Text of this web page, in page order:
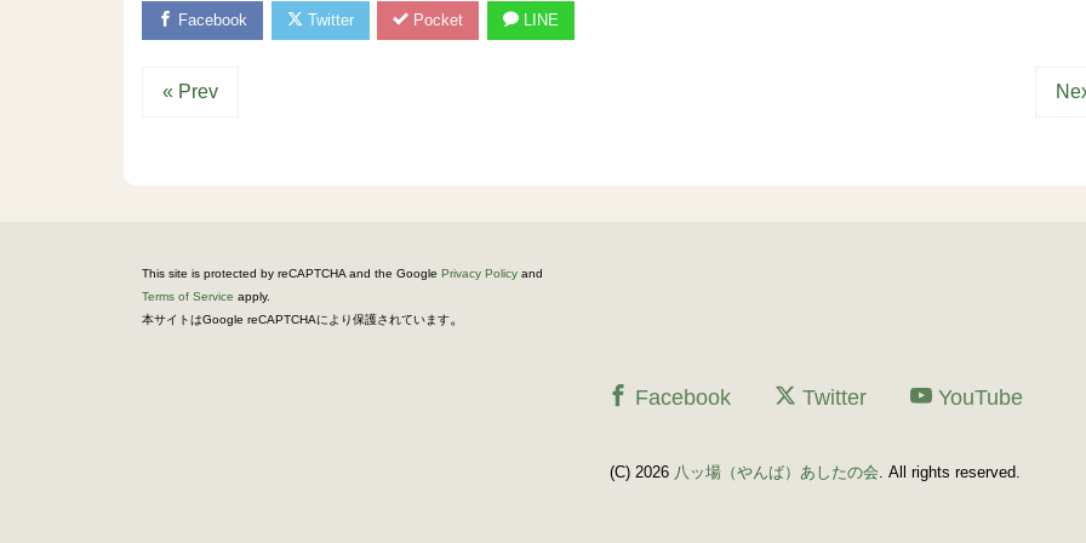
Facebook Twitter Pocket LINE
« Prev
This site is protected by reCAPTCHA and the Google Privacy Policy and
Terms of Service apply.
本サイトはGoogle reCAPTCHAにより保護されています。
Facebook Twitter YouTube
(C) 2026 八ッ場（やんば）あしたの会 . All rights reserved.